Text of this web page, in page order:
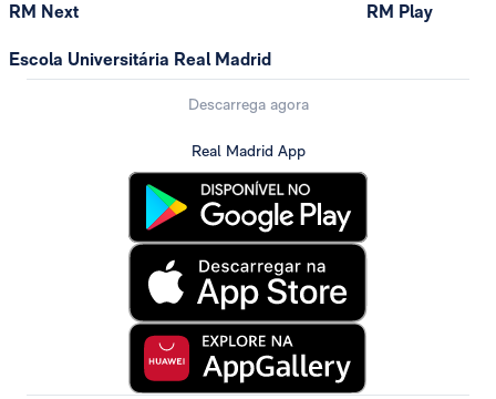
RM Next
Escola Universitária Real Madrid
RM Play
Descarrega agora
Real Madrid App